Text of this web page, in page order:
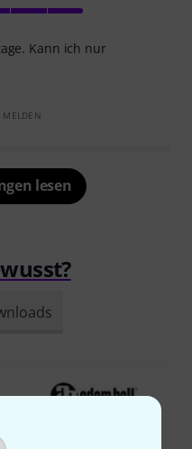
Kann ich nur
MELDEN
lesen